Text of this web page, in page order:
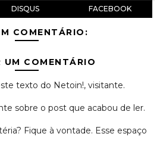
DISQUS FACEBOOK
COMENTÁRIO:
UM COMENTÁRIO
texto do Netoin!, visitante.
sobre o post que acabou de ler.
Fique à vontade. Esse espaço